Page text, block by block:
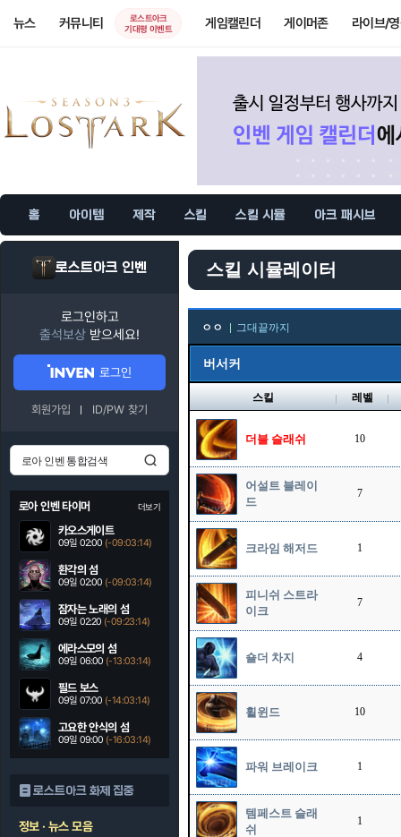
뉴스 커뮤니티
로스트아크
기대평 이벤트
게임캘린더 게이머존 라이브/
홈 아이템 제작 스킬 스킬 시뮬 아크 패시브
로스트아크 인벤
로그인하고
출석보상 받으세요!
로그인
회원가입 ID/PW 찾기
로아 인벤 타이머 더보기
카오스게이트
09일 02:00 (-09:03:13)
환각의 섬
09일 02:00 (-09:03:13)
잠자는 노래의 섬
09일 02:20 (-09:23:13)
에라스모의 섬
09일 06:00 (-13:03:13)
필드 보스
09일 07:00 (-14:03:13)
고요한 안식의 섬
09일 09:00 (-16:03:13)
로스트아크 화제 집중
정보 · 뉴스 모음
스킬 시뮬레이터
ㅇㅇ 그대끝까지
버서커
스킬 레벨
더블 슬래쉬 10
어설트 블레이
드
7
크라임 해저드 1
피니쉬 스트라
이크
7
숄더 차지 4
휠윈드 10
파워 브레이크 1
템페스트 슬래
쉬
1